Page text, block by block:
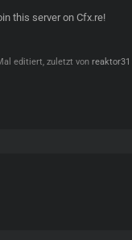
this server on Cfx.re!
editiert, zuletzt vonreaktor31